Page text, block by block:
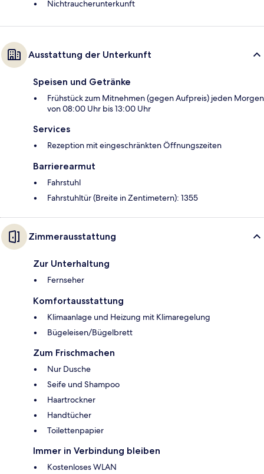
Nichtraucherunterkunft
Ausstattung der Unterkunft
Speisen und Getränke
Frühstück zum Mitnehmen (gegen Aufpreis) jeden Morgen
von 08:00 Uhr bis 13:00 Uhr
Services
Rezeption mit eingeschränkten Öffnungszeiten
Barrierearmut
Fahrstuhl
Fahrstuhltür (Breite in Zentimetern): 1355
Zimmerausstattung
Zur Unterhaltung
Fernseher
Komfortausstattung
Klimaanlage und Heizung mit Klimaregelung
Bügeleisen/Bügelbrett
Zum Frischmachen
Nur Dusche
Seife und Shampoo
Haartrockner
Handtücher
Toilettenpapier
Immer in Verbindung bleiben
Kostenloses WLAN